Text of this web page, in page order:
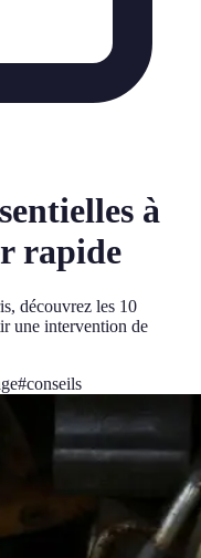
à
rapide
découvrez les 10
une intervention de
#conseils